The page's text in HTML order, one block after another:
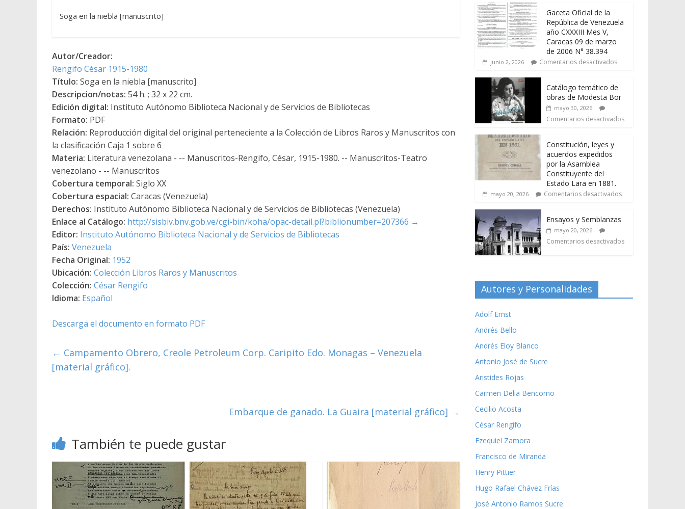
Soga en la niebla [manuscrito]
Autor/Creador:
Rengifo César 1915-1980
Título: Soga en la niebla [manuscrito]
Descripcion/notas: 54 h. ; 32 x 22 cm.
Edición digital: Instituto Autónomo Biblioteca Nacional y de Servicios de Bibliotecas
Formato: PDF
Relación: Reproducción digital del original perteneciente a la Colección de Libros Raros y Manuscritos con
la clasificación Caja 1 sobre 6
Materia: Literatura venezolana - -- Manuscritos-Rengifo, César, 1915-1980. -- Manuscritos-Teatro
venezolano - -- Manuscritos
Cobertura temporal: Siglo XX
Cobertura espacial: Caracas (Venezuela)
Derechos: Instituto Autónomo Biblioteca Nacional y de Servicios de Bibliotecas (Venezuela)
Enlace al Catálogo: http://sisbiv.bnv.gob.ve/cgi-bin/koha/opac-detail.pl?biblionumber=207366 →
Editor: Instituto Autónomo Biblioteca Nacional y de Servicios de Bibliotecas
País: Venezuela
Fecha Original: 1952
Ubicación: Colección Libros Raros y Manuscritos
Colección: César Rengifo
Idioma: Español
Descarga el documento en formato PDF
← Campamento Obrero, Creole Petroleum Corp. Caripito Edo. Monagas – Venezuela
[material gráfico].
Embarque de ganado. La Guaira [material gráfico] →
También te puede gustar
Gaceta Oficial de la
República de Venezuela
año CXXXIII Mes V,
Caracas 09 de marzo
de 2006 N° 38.394
junio 2, 2026 Comentarios desactivados
Catálogo temático de
obras de Modesta Bor
mayo 30, 2026
Comentarios desactivados
Constitución, leyes y
acuerdos expedidos
por la Asamblea
Constituyente del
Estado Lara en 1881.
mayo 20, 2026 Comentarios desactivados
Ensayos y Semblanzas
mayo 20, 2026
Comentarios desactivados
Autores y Personalidades
Adolf Ernst
Andrés Bello
Andrés Eloy Blanco
Antonio José de Sucre
Aristides Rojas
Carmen Delia Bencomo
Cecilio Acosta
César Rengifo
Ezequiel Zamora
Francisco de Miranda
Henry Pittier
Hugo Rafael Chávez Frías
José Antonio Ramos Sucre